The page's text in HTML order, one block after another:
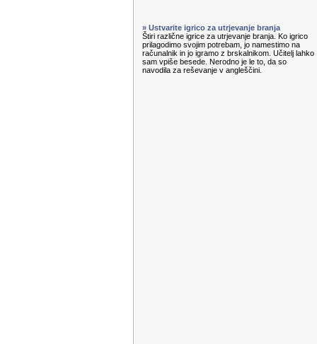
» Ustvarite igrico za utrjevanje branja
Štiri različne igrice za utrjevanje branja. Ko igrico
prilagodimo svojim potrebam, jo namestimo na
računalnik in jo igramo z brskalnikom. Učitelj lahko
sam vpiše besede. Nerodno je le to, da so
navodila za reševanje v angleščini.